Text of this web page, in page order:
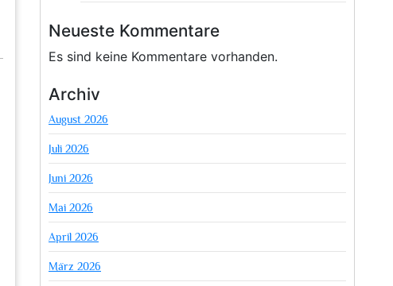
Neueste Kommentare
Es sind keine Kommentare vorhanden.
Archiv
August 2026
Juli 2026
Juni 2026
Mai 2026
April 2026
März 2026